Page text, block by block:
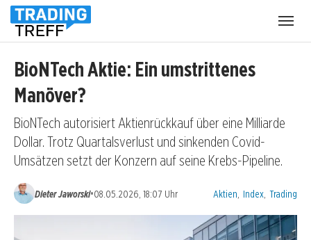
BioNTech Aktie: Ein umstrittenes
Manöver?
BioNTech autorisiert Aktienrückkauf über eine Milliarde
Dollar. Trotz Quartalsverlust und sinkenden Covid-
Umsätzen setzt der Konzern auf seine Krebs-Pipeline.
Dieter Jaworski•08.05.2026, 18:07 Uhr Kategorien:
Aktien Index Trading